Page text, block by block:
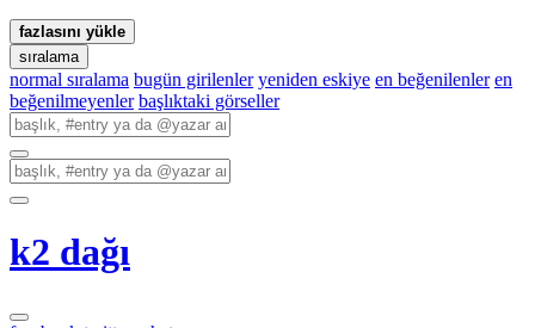
fazlasını yükle
sıralama
normal sıralama bugün girilenler yeniden eskiye en beğenilenler en
beğenilmeyenler başlıktaki görseller
k2 dağı